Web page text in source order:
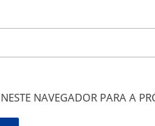
NAVEGADOR PARA A